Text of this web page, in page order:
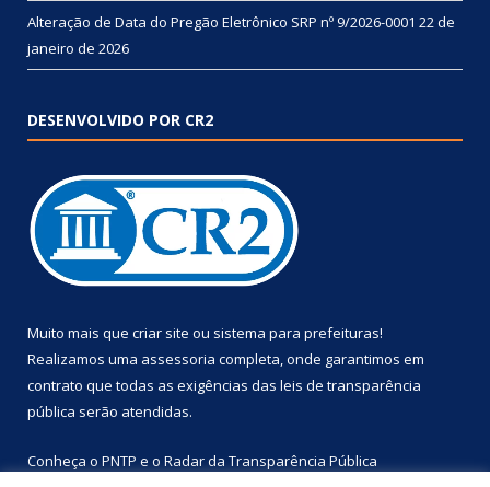
Alteração de Data do Pregão Eletrônico SRP nº 9/2026-0001 22 de
janeiro de 2026
DESENVOLVIDO POR CR2
Muito mais que criar site ou sistema para prefeituras!
Realizamos uma assessoria completa, onde garantimos em
contrato que todas as exigências das leis de transparência
pública serão atendidas.
Conheça o PNTP e o Radar da Transparência Pública